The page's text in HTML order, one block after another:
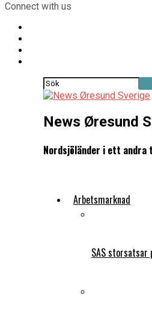
Connect with us
News Øresund
Nordsjöländer i ett
Arbetsmarknad
SAS storsatsar